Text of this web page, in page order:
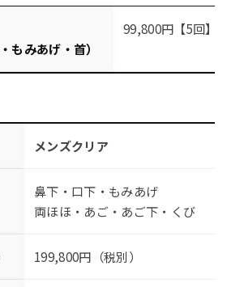
もみあげ・首）
99,800円【5回】
メンズクリア
鼻下・口下・もみあげ
両ほほ・あご・あご下・くび
199,800円（税別）